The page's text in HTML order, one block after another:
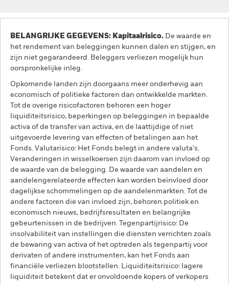
BELANGRIJKE GEGEVENS: Kapitaalrisico. De waarde en
het rendement van beleggingen kunnen dalen en stijgen, en
zijn niet gegarandeerd. Beleggers verliezen mogelijk hun
oorspronkelijke inleg.
Opkomende landen zijn doorgaans meer onderhevig aan
economisch of politieke factoren dan ontwikkelde markten.
Tot de overige risicofactoren behoren een hoger
liquiditeitsrisico, beperkingen op beleggingen in bepaalde
activa of de transfer van activa, en de laattijdige of niet
uitgevoerde levering van effecten of betalingen aan het
Fonds. Valutarisico: Het Fonds belegt in andere valuta's.
Veranderingen in wisselkoersen zijn daarom van invloed op
de waarde van de belegging. De waarde van aandelen en
aandelengerelateerde effecten kan worden beïnvloed door
dagelijkse schommelingen op de aandelenmarkten. Tot de
andere factoren die van invloed zijn, behoren politiek en
economisch nieuws, bedrijfsresultaten en belangrijke
gebeurtenissen in de bedrijven. Tegenpartijrisico: De
insolvabiliteit van instellingen die diensten verrichten zoals
de bewaring van activa of het optreden als tegenpartij voor
derivaten of andere instrumenten, kan het Fonds aan
financiële verliezen blootstellen. Liquiditeitsrisico: lagere
liquiditeit betekent dat er onvoldoende kopers of verkopers